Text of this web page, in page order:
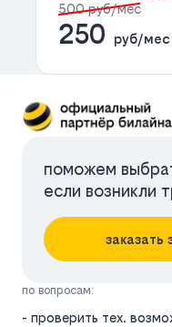
500 руб/мес
250 руб/мес
поможем
если возникли
заказать
по вопросам:
- проверить тех.